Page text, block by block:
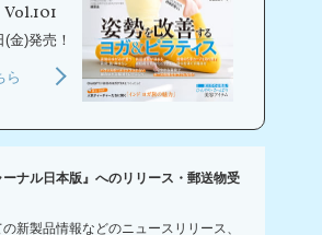
Vol.101
金)発売！
ら
ナル日本版』へのリリース・郵送物受
新製品情報などのニュースリリース、